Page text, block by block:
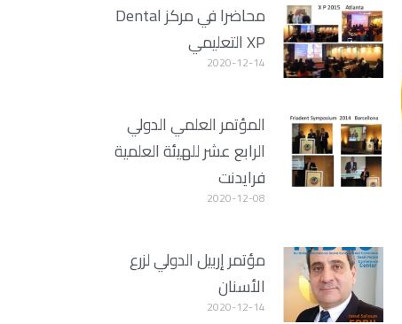
محاضرا في مركز Dental
XP التعليمي
2020-12-14
المؤتمر العلمي الدولي
الرابع عشر للهيئة العلمية
فرايدنت
2020-12-08
مؤتمر إربيل الدولي لزرع
الأسنان
2020-12-14